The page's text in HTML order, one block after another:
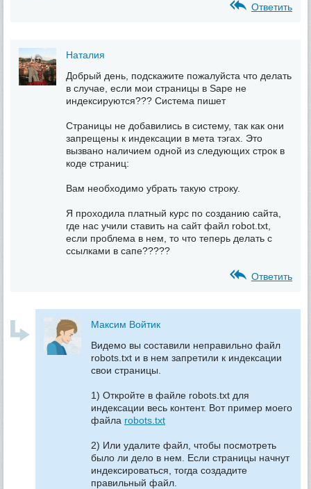
Ответить
Наталия
Добрый день, подскажите пожалуйста что делать
в случае, если мои страницы в Sape не
индексируются??? Система пишет
Страницы не добавились в систему, так как они
запрещены к индексации в мета тэгах. Это
вызвано наличием одной из следующих строк в
коде страниц:
Вам необходимо убрать такую строку.
Я проходила платный курс по созданию сайта,
где нас учили ставить на сайт файл robot.txt,
если проблема в нем, то что теперь делать с
ссылками в сапе?????
Ответить
Максим Войтик
Видемо вы составили неправильно файл
robots.txt и в нем запретили к индексации
свои страницы.
1) Откройте в файле robots.txt для
индексации весь контент. Вот пример моего
файла robots.txt
2) Или удалите файл, чтобы посмотреть
было ли дело в нем. Если страницы начнут
индексироваться, тогда создадите
правильный файл.